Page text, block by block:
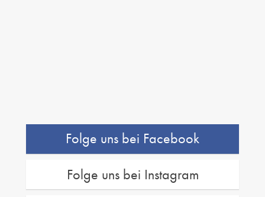
Folge uns bei Facebook
Folge uns bei Instagram